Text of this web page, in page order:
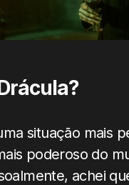
situação mais
poderoso do
achei